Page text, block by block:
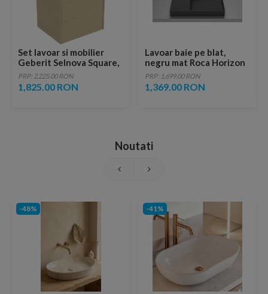
Set lavoar si mobilier
Geberit Selnova Square,
60x48x70 cm, stejar
natural
PRP: 2,225.00 RON
1,825.00 RON
Lavoar baie pe blat,
negru mat Roca Horizon
60x38 cm
PRP: 1,699.00 RON
1,369.00 RON
Noutati
-48% -41%